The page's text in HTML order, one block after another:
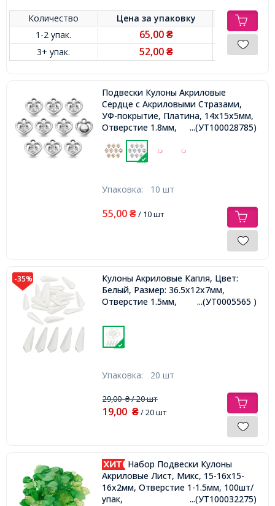
Количество Цена заупаковку
1-2 упак.
65,00₴
3+ упак. 52,00₴
Подвески Кулоны Акриловые
Сердце с Акриловыми Стразами,
УФ-покрытие, Платина, 14х15х5мм,
Отверстие 1.8мм,
...(УТ100028785)
Упаковка: 10 шт
55,00 ₴/ 10 шт
-35%
Кулоны Акриловые Капля, Цвет:
Белый, Размер: 36.5х12х7мм,
Отверстие 1.5мм,
...(УТ0005565 )
Упаковка: 20 шт
29,00₴/ 20 шт
19,00 ₴/ 20 шт
Набор Подвески Кулоны
Акриловые Лист, Микс, 15-16x15-
16x2мм, Отверстие 1-1.5мм, 100шт/
упак,
...(УТ100032275)